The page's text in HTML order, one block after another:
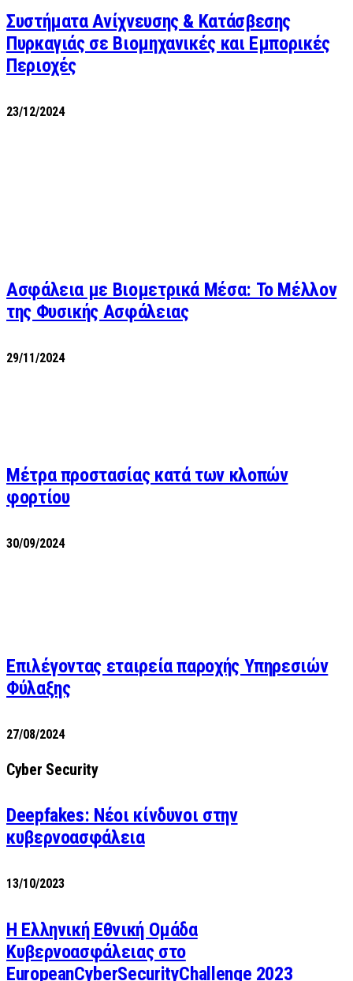
Συστήματα Ανίχνευσης & Κατάσβεσης
Πυρκαγιάς σε Βιομηχανικές και Εμπορικές
Περιοχές
23/12/2024
Ασφάλεια με Βιομετρικά Μέσα: Το Μέλλον
της Φυσικής Ασφάλειας
29/11/2024
Μέτρα προστασίας κατά των κλοπών
φορτίου
30/09/2024
Επιλέγοντας εταιρεία παροχής Υπηρεσιών
Φύλαξης
27/08/2024
Cyber Security
Deepfakes: Νέοι κίνδυνοι στην
κυβερνοασφάλεια
13/10/2023
Η Ελληνική Εθνική Ομάδα
Κυβερνοασφάλειας στο
EuropeanCyberSecurityChallenge 2023